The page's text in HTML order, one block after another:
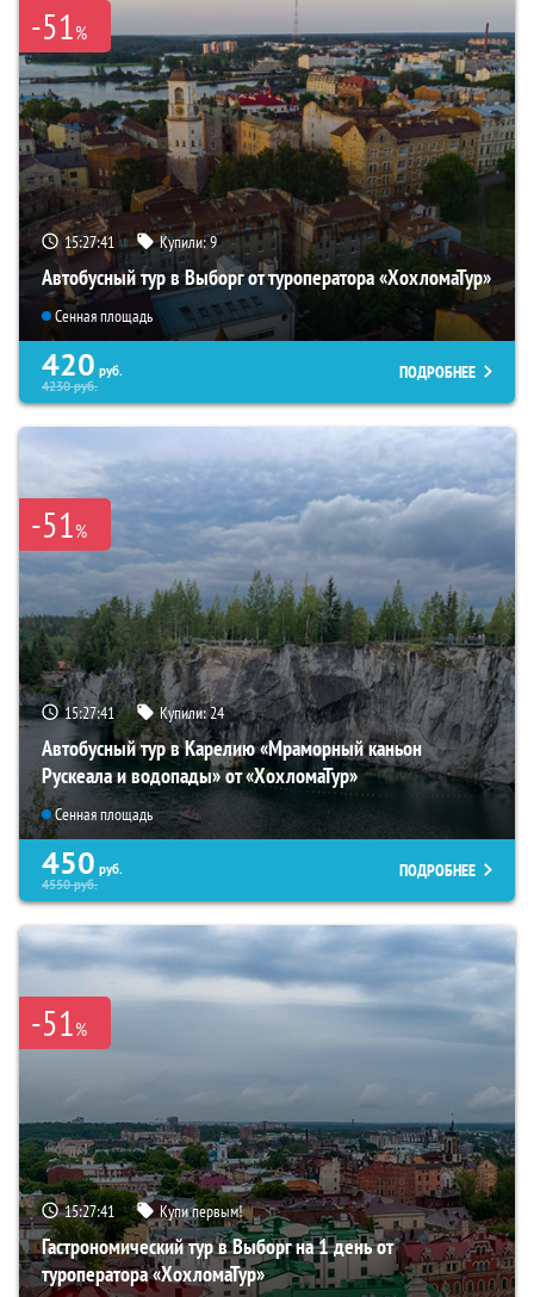
-51%
15:27:40 Купили:9
Автобусный тур в Выборг от туроператора «ХохломаТур»
Сенная площадь
420 руб.
4230руб.
ПОДРОБНЕЕ
-51%
15:27:40 Купили:24
Автобусный тур в Карелию «Мраморный каньон
Рускеала и водопады» от «ХохломаТур»
Сенная площадь
450 руб.
4550руб.
ПОДРОБНЕЕ
-51%
15:27:40 Купи первым!
Гастрономический тур в Выборг на 1 день от
туроператора «ХохломаТур»